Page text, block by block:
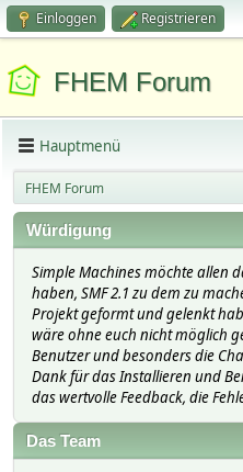
Einloggen Registrieren
FHEM Forum
Hauptmenü
FHEM Forum
Würdigung
Simple Machines möchte allen
haben, SMF 2.1 zu dem zu
Projekt geformt und gelenkt
wäre ohne euch nicht möglich
Benutzer und besonders die
Dank für das Installieren und
das wertvolle Feedback, die
Das Team